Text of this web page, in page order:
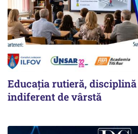
Educația rutieră,
indiferent de vârstă